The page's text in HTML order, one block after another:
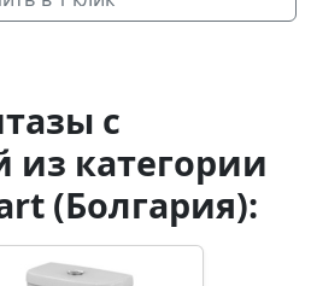
с
из категории
(Болгария):